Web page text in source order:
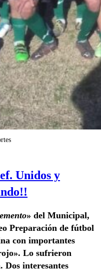
Unidos y
» del Municipal,
Preparación de fútbol
con importantes
Lo sufrieron
Dos interesantes